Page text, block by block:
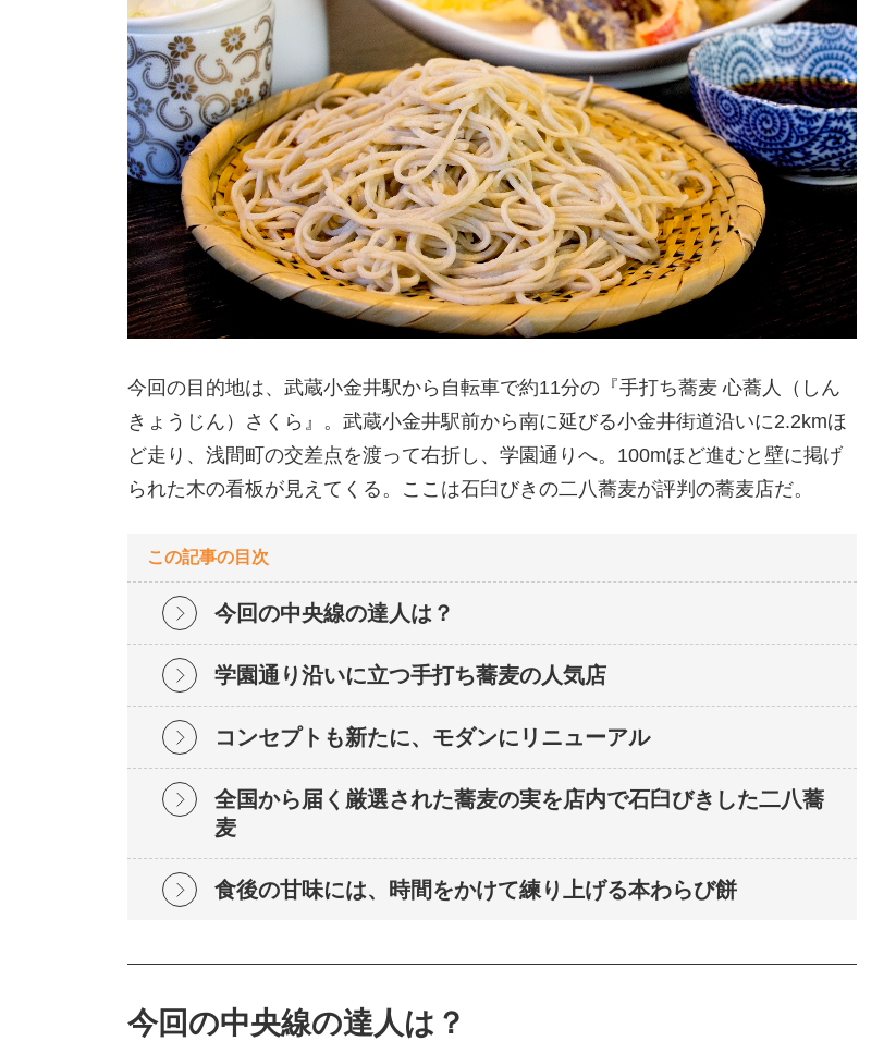
今回の目的地は、武蔵小金井駅から自転車で約11分の『手打ち蕎麦 心蕎人（しん
きょうじん）さくら』。武蔵小金井駅前から南に延びる小金井街道沿いに2.2kmほ
ど走り、浅間町の交差点を渡って右折し、学園通りへ。100mほど進むと壁に掲げ
られた木の看板が見えてくる。ここは石臼びきの二八蕎麦が評判の蕎麦店だ。
この記事の目次
今回の中央線の達人は？
学園通り沿いに立つ手打ち蕎麦の人気店
コンセプトも新たに、モダンにリニューアル
全国から届く厳選された蕎麦の実を店内で石臼びきした二八蕎
麦
食後の甘味には、時間をかけて練り上げる本わらび餅
今回の中央線の達人は？